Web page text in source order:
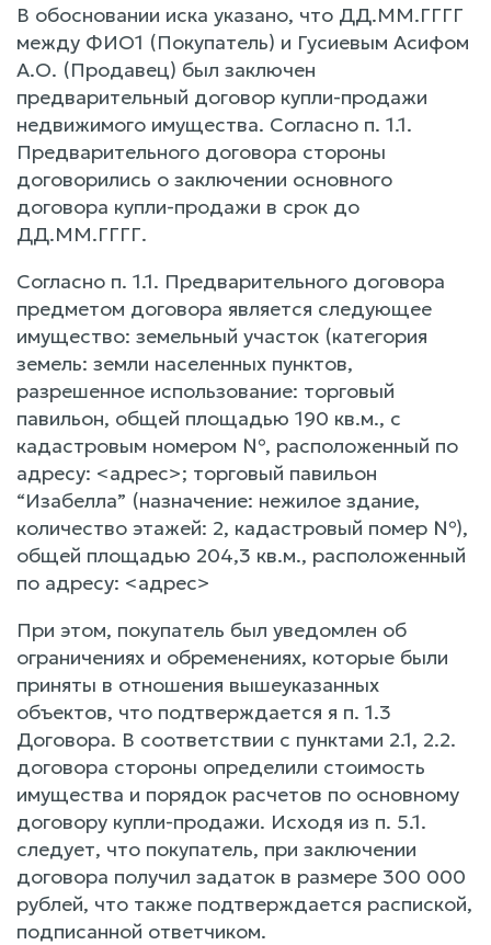
В обосновании иска указано, что ДД.ММ.ГГГГ
между ФИО1 (Покупатель) и Гусиевым Асифом
А.О. (Продавец) был заключен
предварительный договор купли-продажи
недвижимого имущества. Согласно п. 1.1.
Предварительного договора стороны
договорились о заключении основного
договора купли-продажи в срок до
ДД.ММ.ГГГГ.
Согласно п. 1.1. Предварительного договора
предметом договора является следующее
имущество: земельный участок (категория
земель: земли населенных пунктов,
разрешенное использование: торговый
павильон, общей площадью 190 кв.м., с
кадастровым номером №, расположенный по
адресу: <адрес>; торговый павильон
“Изабелла” (назначение: нежилое здание,
количество этажей: 2, кадастровый помер №),
общей площадью 204,3 кв.м., расположенный
по адресу: <адрес>
При этом, покупатель был уведомлен об
ограничениях и обременениях, которые были
приняты в отношения вышеуказанных
объектов, что подтверждается я п. 1.3
Договора. В соответствии с пунктами 2.1, 2.2.
договора стороны определили стоимость
имущества и порядок расчетов по основному
договору купли-продажи. Исходя из п. 5.1.
следует, что покупатель, при заключении
договора получил задаток в размере 300 000
рублей, что также подтверждается распиской,
подписанной ответчиком.